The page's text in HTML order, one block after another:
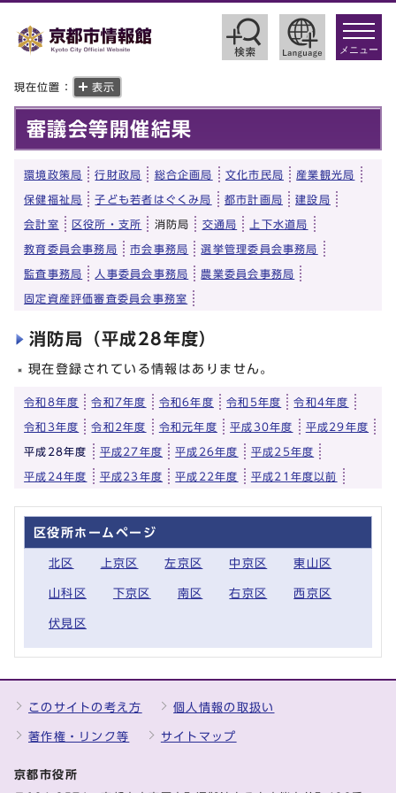
toggle
メニュー
現在位置： 表示
審議会等開催結果
環境政策局 行財政局 総合企画局 文化市民局 産業観光局
保健福祉局 子ども若者はぐくみ局 都市計画局 建設局
会計室 区役所・支所 消防局 交通局 上下水道局
教育委員会事務局 市会事務局 選挙管理委員会事務局
監査事務局 人事委員会事務局 農業委員会事務局
固定資産評価審査委員会事務室
消防局（平成28年度）
現在登録されている情報はありません。
令和8年度 令和7年度 令和6年度 令和5年度 令和4年度
令和3年度 令和2年度 令和元年度 平成30年度 平成29年度
平成28年度 平成27年度 平成26年度 平成25年度
平成24年度 平成23年度 平成22年度 平成21年度以前
区役所ホームページ
北区 上京区 左京区 中京区 東山区
山科区 下京区 南区 右京区 西京区
伏見区
このサイトの考え方 個人情報の取扱い
著作権・リンク等 サイトマップ
京都市役所